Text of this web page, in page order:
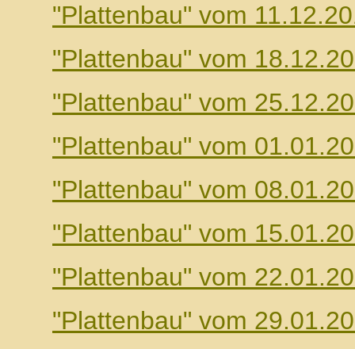
"Plattenbau" vom
"Plattenbau" vom
"Plattenbau" vom
"Plattenbau" vom
"Plattenbau" vom
"Plattenbau" vom
"Plattenbau" vom
"Plattenbau" vom